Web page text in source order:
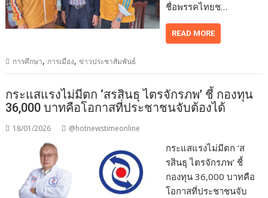
ชื่อพรรคไทยช…
READ MORE
การศึกษา, การเมือง,ข่าวประชาสัมพันธ์
กระแสแรงไม่มีตก ‘สรสินธุ ไตรจักรภพ’ ชี้ กองทุน
36,000 บาทคือโอกาสที่ประชาชนจับต้องได้
18/01/2026 @hotnewstimeonline
กระแสแรงไม่มีตก ‘ส
รสินธุ ไตรจักรภพ’ ชี้
กองทุน 36,000 บาทคือ
โอกาสที่ประชาชนจับ